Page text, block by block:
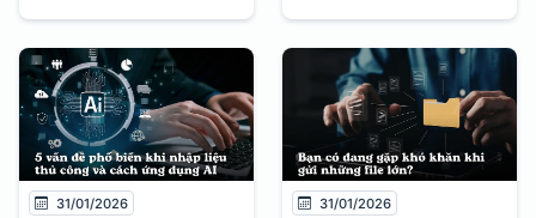
31/01/2026 31/01/2026